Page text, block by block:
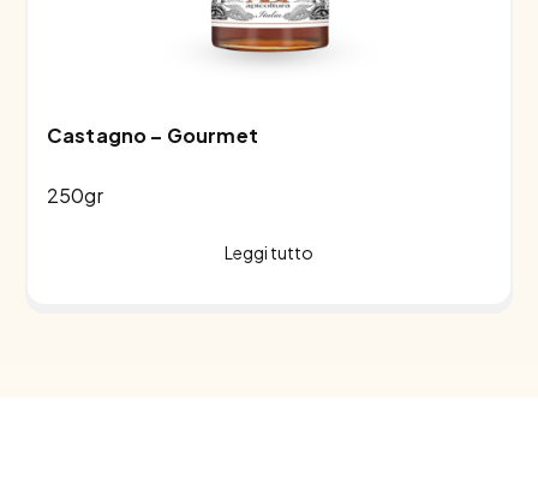
Castagno – Gourmet
250gr
Leggi tutto